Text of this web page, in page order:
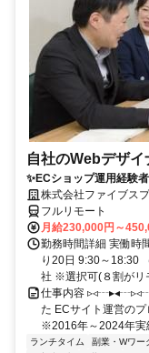
自社のWebデザイ
✨ECショップ運用経験
株式会社ファイブス
フルリモート
月給230,000円～
勤務時間詳細 実働時
り20日 9:30～18:30
社 ※選択可(８割がリ
仕事内容
た ECサイト運営の
※2016年～2024年
ランチタイム 副業・Wワー